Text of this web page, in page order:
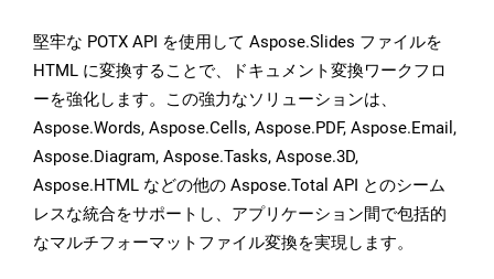
堅牢な POTX API を使用して Aspose.Slides ファイルを
HTML に変換することで、ドキュメント変換ワークフロ
ーを強化します。この強力なソリューションは、
Aspose.Words, Aspose.Cells, Aspose.PDF, Aspose.Email,
Aspose.Diagram, Aspose.Tasks, Aspose.3D,
Aspose.HTML などの他の Aspose.Total API とのシーム
レスな統合をサポートし、アプリケーション間で包括的
なマルチフォーマットファイル変換を実現します。